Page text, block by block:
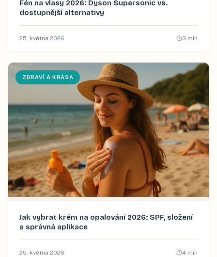
Fén na vlasy 2026: Dyson Supersonic vs.
dostupnější alternativy
25. května 2026 3 min
ZDRAVÍ A KRÁSA
Jak vybrat krém na opalování 2026: SPF, složení
a správná aplikace
25. května 2026 4 min